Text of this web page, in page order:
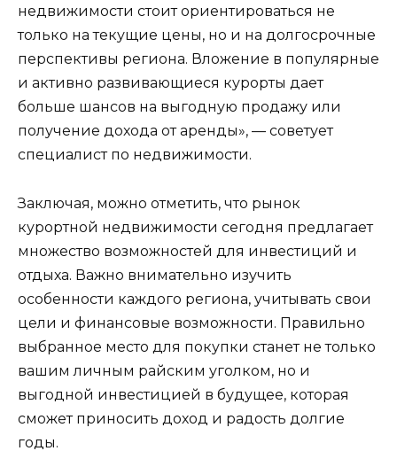
недвижимости стоит ориентироваться не
только на текущие цены, но и на долгосрочные
перспективы региона. Вложение в популярные
и активно развивающиеся курорты дает
больше шансов на выгодную продажу или
получение дохода от аренды», — советует
специалист по недвижимости.
Заключая, можно отметить, что рынок
курортной недвижимости сегодня предлагает
множество возможностей для инвестиций и
отдыха. Важно внимательно изучить
особенности каждого региона, учитывать свои
цели и финансовые возможности. Правильно
выбранное место для покупки станет не только
вашим личным райским уголком, но и
выгодной инвестицией в будущее, которая
сможет приносить доход и радость долгие
годы.